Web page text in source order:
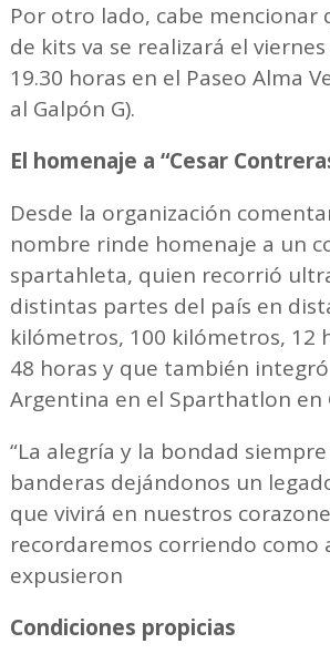
Por otro lado, cabe mencionar
de kits va se realizará el viernes
19.30 horas en el Paseo Alma
al Galpón G).
El homenaje a “Cesar
Desde la organización
nombre rinde homenaje a un
spartahleta, quien recorrió
distintas partes del país en
kilómetros, 100 kilómetros, 12
48 horas y que también
Argentina en el Sparthatlon en
“La alegría y la bondad
banderas dejándonos un
que vivirá en nuestros
recordaremos corriendo como
expusieron
Condiciones propicias